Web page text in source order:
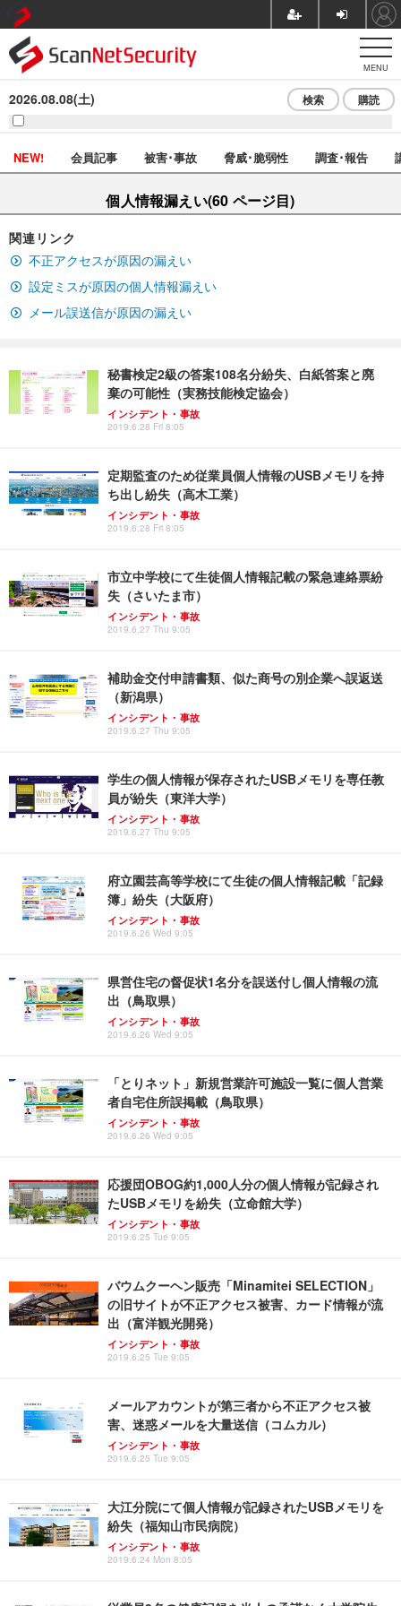
MENU
2026.08.08(土) 検索 購読
NEW! 会員記事 被害･事故 脅威･脆弱性 調査･報告
個人情報漏えい(60 ページ目)
関連リンク
不正アクセスが原因の漏えい
設定ミスが原因の個人情報漏えい
メール誤送信が原因の漏えい
秘書検定2級の答案108名分紛失、白紙答案と廃
棄の可能性（実務技能検定協会）
インシデント・事故
2019.6.28 Fri 8:05
定期監査のため従業員個人情報のUSBメモリを持
ち出し紛失（高木工業）
インシデント・事故
2019.6.28 Fri 8:05
市立中学校にて生徒個人情報記載の緊急連絡票紛
失（さいたま市）
インシデント・事故
2019.6.27 Thu 9:05
補助金交付申請書類、似た商号の別企業へ誤返送
（新潟県）
インシデント・事故
2019.6.27 Thu 9:05
学生の個人情報が保存されたUSBメモリを専任教
員が紛失（東洋大学）
インシデント・事故
2019.6.27 Thu 9:05
府立園芸高等学校にて生徒の個人情報記載「記録
簿」紛失（大阪府）
インシデント・事故
2019.6.26 Wed 9:05
県営住宅の督促状1名分を誤送付し個人情報の流
出（鳥取県）
インシデント・事故
2019.6.26 Wed 9:05
「とりネット」新規営業許可施設一覧に個人営業
者自宅住所誤掲載（鳥取県）
インシデント・事故
2019.6.26 Wed 9:05
応援団OBOG約1,000人分の個人情報が記録され
たUSBメモリを紛失（立命館大学）
インシデント・事故
2019.6.25 Tue 9:05
バウムクーヘン販売「Minamitei SELECTION」
の旧サイトが不正アクセス被害、カード情報が流
出（富洋観光開発）
インシデント・事故
2019.6.25 Tue 9:05
メールアカウントが第三者から不正アクセス被
害、迷惑メールを大量送信（コムカル）
インシデント・事故
2019.6.25 Tue 9:05
大江分院にて個人情報が記録されたUSBメモリを
紛失（福知山市民病院）
インシデント・事故
2019.6.24 Mon 8:05